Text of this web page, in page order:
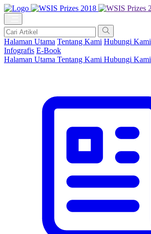
Halaman Utama Tentang Kami Hubungi Kami
Infografis E-Book
Halaman Utama Tentang Kami Hubungi Kami